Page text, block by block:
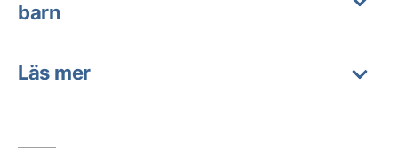
barn
Läs mer